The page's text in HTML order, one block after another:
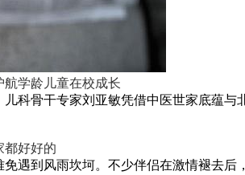
学龄儿童在校成长
科骨干专家刘亚敏凭借中医世家底蕴
都好好的
遇到风雨坎坷。不少伴侣在激情褪去